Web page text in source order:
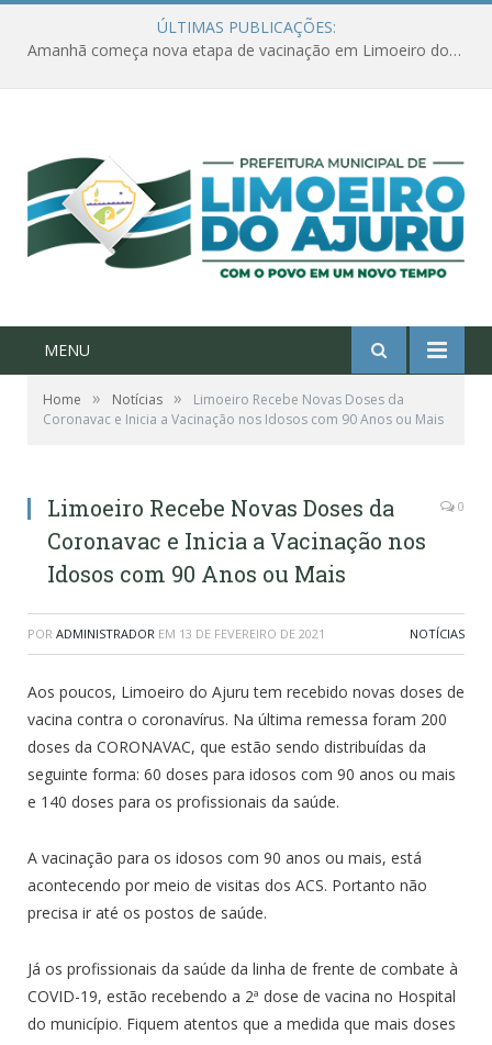
ÚLTIMAS PUBLICAÇÕES:
Amanhã começa nova etapa de vacinação em Limoeiro do Ajuru para idosos com 65 ou mais
MENU
Home » Notícias »
Limoeiro Recebe Novas Doses da
Coronavac e Inicia a Vacinação nos Idosos com 90 Anos ou Mais
Limoeiro Recebe Novas Doses da
Coronavac e Inicia a Vacinação nos
Idosos com 90 Anos ou Mais
0
POR ADMINISTRADOR EM 13 DE FEVEREIRO DE 2021 NOTÍCIAS
Aos poucos, Limoeiro do Ajuru tem recebido novas doses de
vacina contra o coronavírus. Na última remessa foram 200
doses da CORONAVAC, que estão sendo distribuídas da
seguinte forma: 60 doses para idosos com 90 anos ou mais
e 140 doses para os profissionais da saúde.
A vacinação para os idosos com 90 anos ou mais, está
acontecendo por meio de visitas dos ACS. Portanto não
precisa ir até os postos de saúde.
Já os profissionais da saúde da linha de frente de combate à
COVID-19, estão recebendo a 2ª dose de vacina no Hospital
do município. Fiquem atentos que a medida que mais doses